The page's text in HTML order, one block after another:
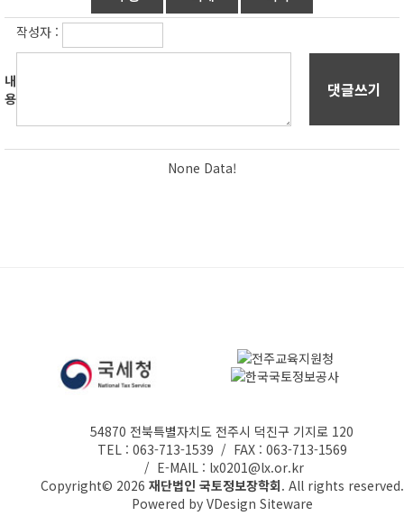
작성자 :
내
용
댓글쓰기
None Data!
54870 전북특별자치도 전주시 덕진구 기지로 120
TEL : 063-713-1539 / FAX : 063-713-1569
/ E-MAIL : lx0201@lx.or.kr
Copyright© 2026 재단법인 국토정보장학회. All rights reserved.
Powered by VDesign Siteware